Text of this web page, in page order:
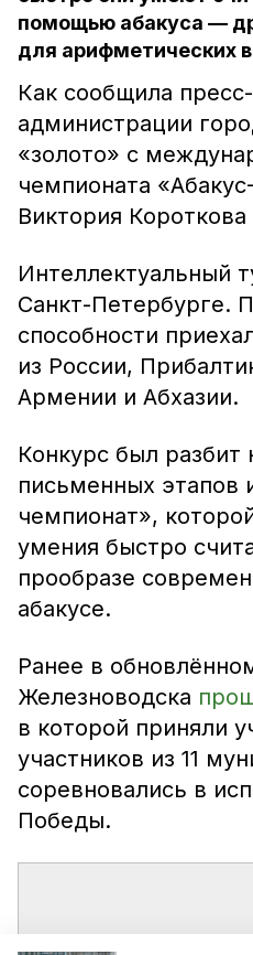
помощью абакуса —
для арифметических
Как сообщила
администрации
«золото» с
чемпионата
Виктория
Интеллектуальный
Санкт-Петербурге.
способности
из России,
Армении и Абхазии.
Конкурс был разбит
письменных этапов
чемпионат»,
умения быстро
прообразе
абакусе.
Ранее в
Железноводска
в которой приняли
участников из 11
соревновались в
Победы.